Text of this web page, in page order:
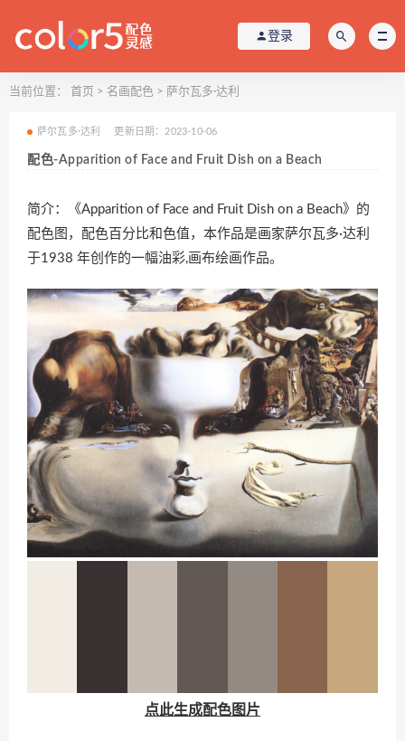
登录
当前位置： 首页 > 名画配色 > 萨尔瓦多·达利
萨尔瓦多·达利 更新日期：2023-10-06
配色-Apparition of Face and Fruit Dish on a Beach
简介：《Apparition of Face and Fruit Dish on a Beach》的
配色图，配色百分比和色值，本作品是画家萨尔瓦多·达利
于1938 年创作的一幅油彩,画布绘画作品。
点此生成配色图片